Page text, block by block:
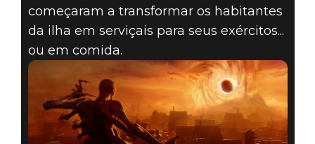
começaram a transformar os habitantes
da ilha em serviçais para seus exércitos...
ou em comida.